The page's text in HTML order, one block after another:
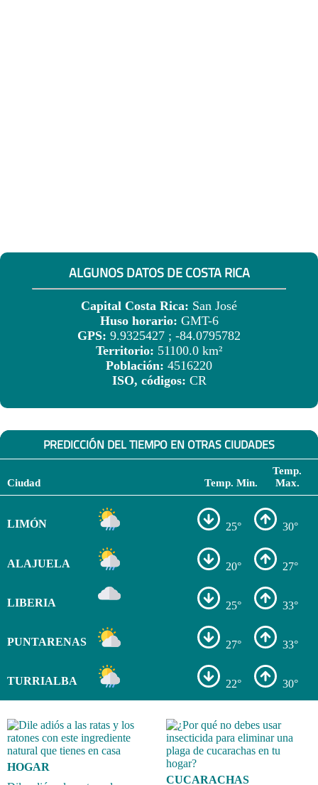
ALGUNOS DATOS DE COSTA RICA
Capital Costa Rica: San José
Huso horario: GMT-6
GPS: 9.9325427 ; -84.0795782
Territorio: 51100.0 km²
Población: 4516220
ISO, códigos: CR
PREDICCIÓN DEL TIEMPO EN OTRAS CIUDADES
Ciudad Temp. Min.
Temp.
Max.
LIMÓN 25° 30°
ALAJUELA 20° 27°
LIBERIA 25° 33°
PUNTARENAS 27° 33°
TURRIALBA 22° 30°
HOGAR
CUCARACHAS